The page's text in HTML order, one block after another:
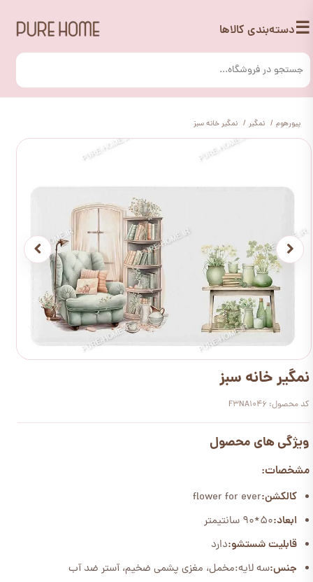
☰دسته‌بندی کالاها
پیورهوم نمگیر نمگیر خانه سبز
نمگیر خانه سبز
کد محصول: F3NA1046
ویژگی های محصول
مشخصات:
کالکشن:flower for ever
ابعاد:50*90 سانتیمتر
قابلیت شستشو:دارد
جنس:سه لایه:مخمل، مغزی پشمی ضخیم، آستر ضد آب